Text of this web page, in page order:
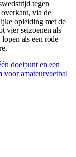
tegen
via de
opleiding met de
vier seizoenen als
als een rode
doelpunt en een
amateurvoetbal